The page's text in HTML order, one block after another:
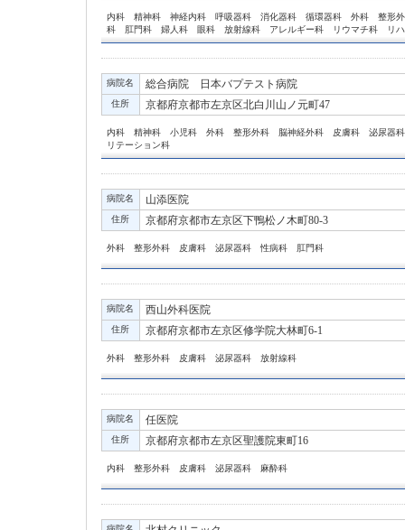
内科 精神科 神経内科 呼吸器科 消化器科 循環器科 外科 整形
科 肛門科 婦人科 眼科 放射線科 アレルギー科 リウマチ科 リハ
病院名 総合病院 日本バプテスト病院
住所 京都府京都市左京区北白川山ノ元町47
内科 精神科 小児科 外科 整形外科 脳神経外科 皮膚科 泌尿器
リテーション科
病院名 山添医院
住所 京都府京都市左京区下鴨松ノ木町80-3
外科 整形外科 皮膚科 泌尿器科 性病科 肛門科
病院名 西山外科医院
住所 京都府京都市左京区修学院大林町6-1
外科 整形外科 皮膚科 泌尿器科 放射線科
病院名 任医院
住所 京都府京都市左京区聖護院東町16
内科 整形外科 皮膚科 泌尿器科 麻酔科